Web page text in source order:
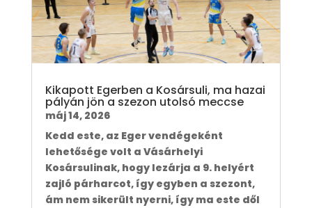
Kikapott Egerben a Kosársuli, ma hazai
pályán jön a szezon utolsó meccse
máj 14, 2026
Kedd este, az Eger vendégeként
lehetősége volt a Vásárhelyi
Kosársulinak, hogy lezárja a 9. helyért
zajló párharcot, így egyben a szezont,
ám nem sikerült nyerni, így ma este dől